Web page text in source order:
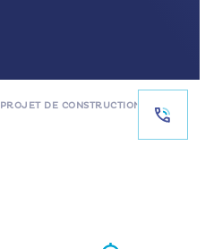
PROJET DE CONSTRUCTION D’UNE